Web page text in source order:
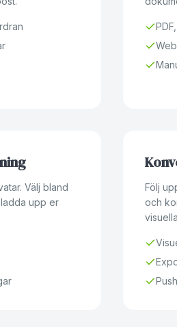
Välj bland
upp er
Följ
och